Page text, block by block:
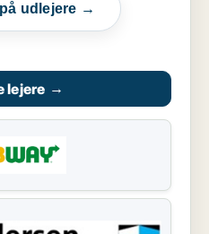
udlejere →
lejere →